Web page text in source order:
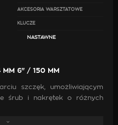
AKCESORIA WARSZTATOWE
KLUCZE
NASTAWNE
MM 6" / 150 MM
szczęk, umożliwiającym
śrub i nakrętek o różnych